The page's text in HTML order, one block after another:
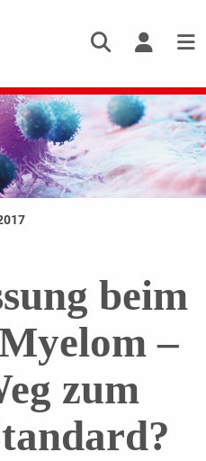
beim
–
zum